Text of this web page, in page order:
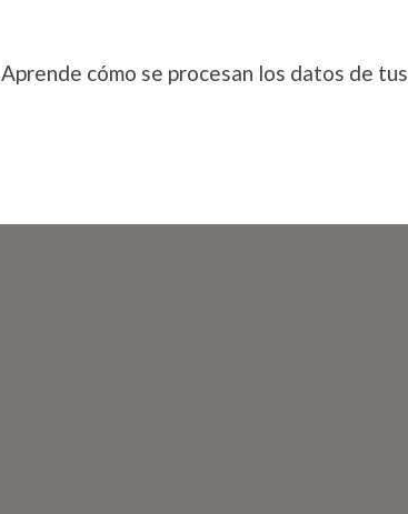
Aprende cómo se procesan los datos de tus